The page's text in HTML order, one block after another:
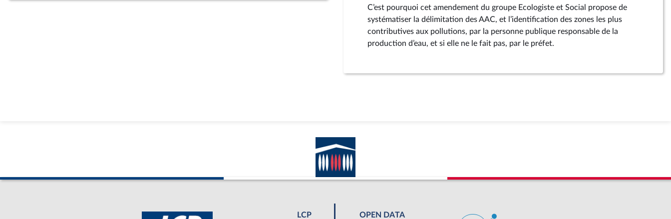
C’est pourquoi cet amendement du groupe Ecologiste et Social propose de
systématiser la délimitation des AAC, et l’identification des zones les plus
contributives aux pollutions, par la personne publique responsable de la
production d’eau, et si elle ne le fait pas, par le préfet.
LCP OPEN DATA